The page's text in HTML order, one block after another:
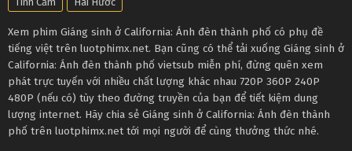
Xem phim Giáng sinh ở California: Ánh đèn thành phố có phụ đề
tiếng việt trên luotphimx.net. Bạn cũng có thể tải xuống Giáng sinh ở
California: Ánh đèn thành phố vietsub miễn phí, đừng quên xem
phát trực tuyến với nhiều chất lượng khác nhau 720P 360P 240P
480P (nếu có) tùy theo đường truyền của bạn để tiết kiệm dung
lượng internet. Hãy chia sẻ Giáng sinh ở California: Ánh đèn thành
phố trên luotphimx.net tới mọi người để cùng thưởng thức nhé.